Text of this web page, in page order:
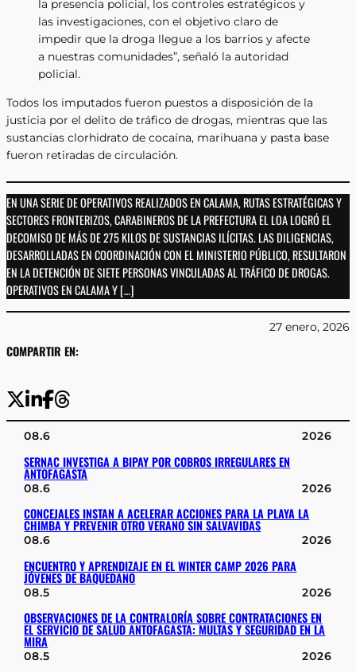
la presencia policial, los controles estratégicos y
las investigaciones, con el objetivo claro de
impedir que la droga llegue a los barrios y afecte
a nuestras comunidades”, señaló la autoridad
policial.
Todos los imputados fueron puestos a disposición de la
justicia por el delito de tráfico de drogas, mientras que las
sustancias clorhidrato de cocaína, marihuana y pasta base
fueron retiradas de circulación.
EN UNA SERIE DE OPERATIVOS REALIZADOS EN CALAMA, RUTAS ESTRATÉGICAS Y
SECTORES FRONTERIZOS, CARABINEROS DE LA PREFECTURA EL LOA LOGRÓ EL
DECOMISO DE MÁS DE 275 KILOS DE SUSTANCIAS ILÍCITAS. LAS DILIGENCIAS,
DESARROLLADAS EN COORDINACIÓN CON EL MINISTERIO PÚBLICO, RESULTARON
EN LA DETENCIÓN DE SIETE PERSONAS VINCULADAS AL TRÁFICO DE DROGAS.
OPERATIVOS EN CALAMA Y […]
COMPARTIR EN:
27 enero, 2026
08.6 2026
SERNAC INVESTIGA A BIPAY POR COBROS IRREGULARES EN
ANTOFAGASTA
08.6 2026
CONCEJALES INSTAN A ACELERAR ACCIONES PARA LA PLAYA LA
CHIMBA Y PREVENIR OTRO VERANO SIN SALVAVIDAS
08.6 2026
ENCUENTRO Y APRENDIZAJE EN EL WINTER CAMP 2026 PARA
JÓVENES DE BAQUEDANO
08.5 2026
OBSERVACIONES DE LA CONTRALORÍA SOBRE CONTRATACIONES EN
EL SERVICIO DE SALUD ANTOFAGASTA: MULTAS Y SEGURIDAD EN LA
MIRA
08.5 2026